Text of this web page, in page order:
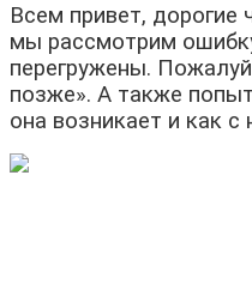
Всем привет, дорогие
мы рассмотрим
перегружены.
позже». А также
она возникает и как с